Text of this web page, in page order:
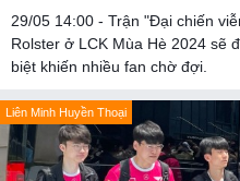
29/05 14:00 - Trận "Đại chiến
Rolster ở LCK Mùa Hè 2024 sẽ
biệt khiến nhiều fan chờ đợi.
Liên Minh Huyền Thoại